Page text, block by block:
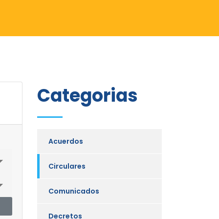
Categorias
Acuerdos
Circulares
Comunicados
Decretos